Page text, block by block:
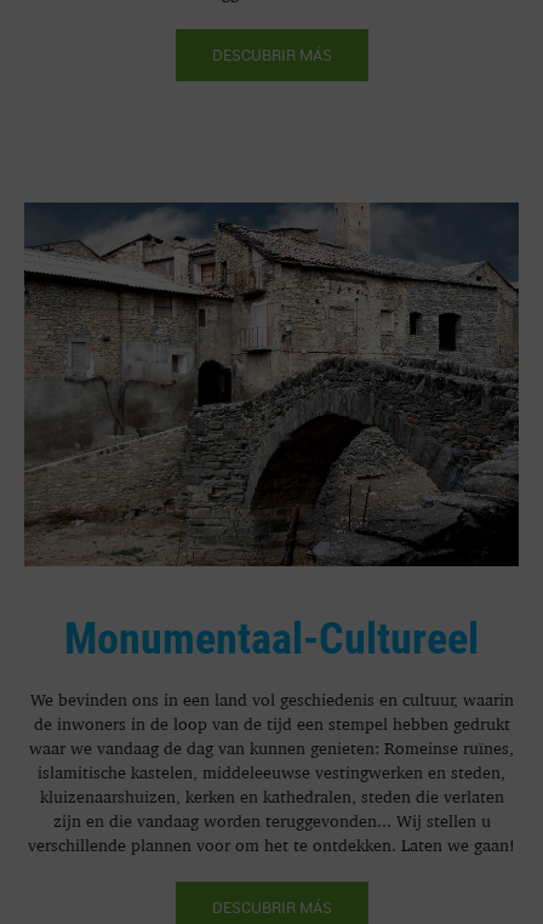
DESCUBRIR MÁS
Monumentaal-Cultureel
We bevinden ons in een land vol geschiedenis en cultuur, waarin
de inwoners in de loop van de tijd een stempel hebben gedrukt
waar we vandaag de dag van kunnen genieten: Romeinse ruïnes,
islamitische kastelen, middeleeuwse vestingwerken en steden,
kluizenaarshuizen, kerken en kathedralen, steden die verlaten
zijn en die vandaag worden teruggevonden... Wij stellen u
verschillende plannen voor om het te ontdekken. Laten we gaan!
DESCUBRIR MÁS